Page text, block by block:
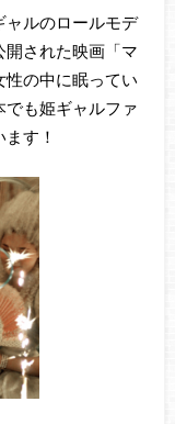
ャルのロールモデ
開された映画「マ
性の中に眠ってい
でも姫ギャルファ
す！